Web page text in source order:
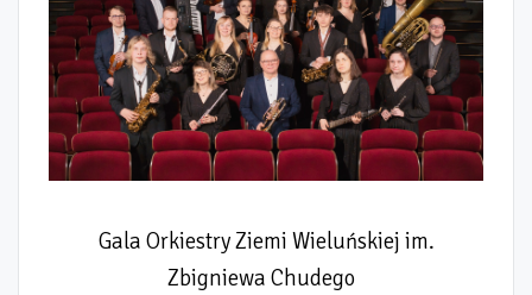
Gala Orkiestry Ziemi Wieluńskiej im.
Zbigniewa Chudego